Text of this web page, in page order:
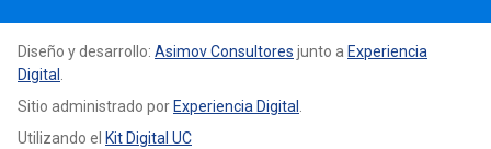
Diseño y desarrollo: Asimov Consultores junto a Experiencia
Digital
Sitio administrado porExperiencia Digital
Utilizando el Kit Digital UC